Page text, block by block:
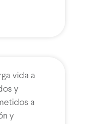
vida a
y
a
y